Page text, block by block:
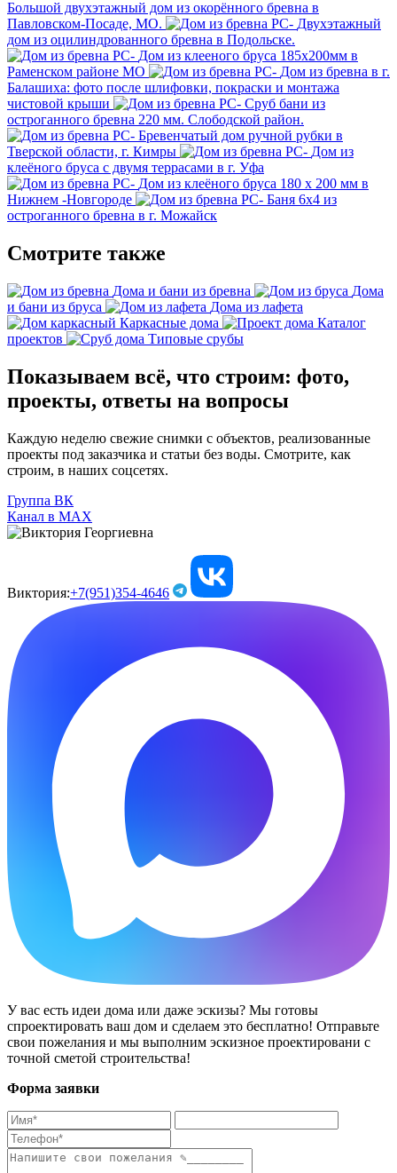
Большой двухэтажный дом из окорённого бревна в
Павловском-Посаде, МО.
Двухэтажный
дом из оцилиндрованного бревна в Подольске.
Дом из клееного бруса 185х200мм в
Раменском районе МО
Дом из бревна в г.
Балашиха: фото после шлифовки, покраски и монтажа
чистовой крыши
Сруб бани из
остроганного бревна 220 мм. Слободской район.
Бревенчатый дом ручной рубки в
Тверской области, г. Кимры
Дом из
клеёного бруса с двумя террасами в г. Уфа
Дом из клеёного бруса 180 х 200 мм в
Нижнем -Новгороде
Баня 6х4 из
остроганного бревна в г. Можайск
Смотрите также
Дома и бани из бревна
Дома
и бани из бруса
Дома из лафета
Каркасные дома
Каталог
проектов
Типовые срубы
Показываем всё, что строим: фото,
проекты, ответы на вопросы
Каждую неделю свежие снимки с объектов, реализованные
проекты под заказчика и статьи без воды. Смотрите, как
строим, в наших соцсетях.
Группа ВК
Канал в МАХ
Виктория:+7(951)354-4646
У вас есть идеи дома или даже эскизы? Мы готовы
спроектировать ваш дом и сделаем это бесплатно! Отправьте
свои пожелания и мы выполним эскизное проектировани с
точной сметой строительства!
Форма заявки